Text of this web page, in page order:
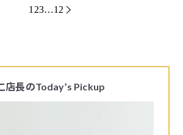
123…12
店長のToday’s Pickup